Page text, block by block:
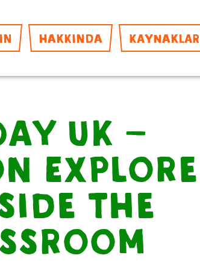
HAKKINDA KAYNAKLAR
UK –
Explore
The